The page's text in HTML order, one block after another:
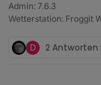
Admin: 7.6.3
Wetterstation: Froggit
D 2 Antworten